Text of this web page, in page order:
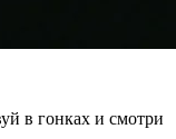
в гонках и смотри